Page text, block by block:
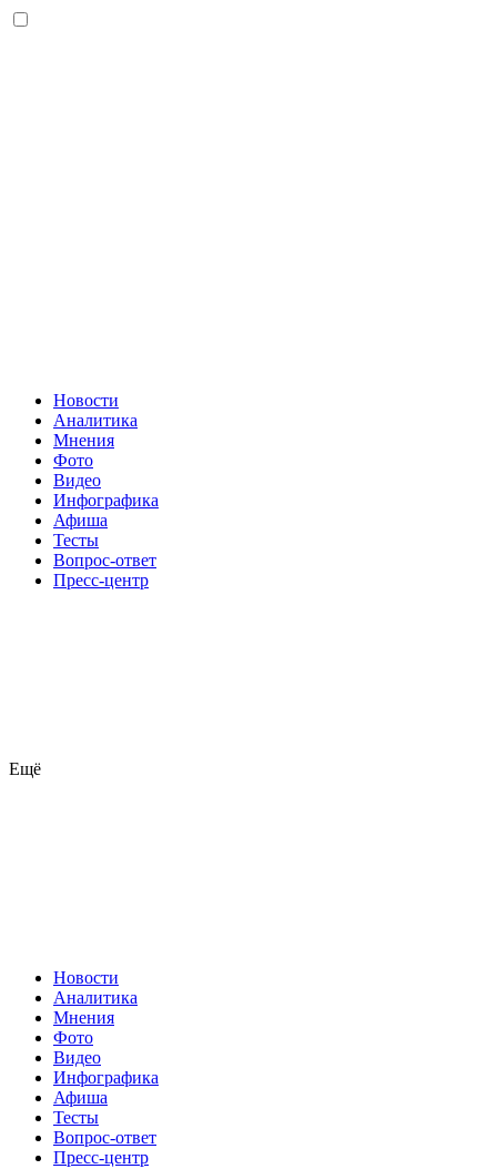
Новости
Аналитика
Мнения
Фото
Видео
Инфографика
Афиша
Тесты
Вопрос-ответ
Пресс-центр
Ещё
Новости
Аналитика
Мнения
Фото
Видео
Инфографика
Афиша
Тесты
Вопрос-ответ
Пресс-центр